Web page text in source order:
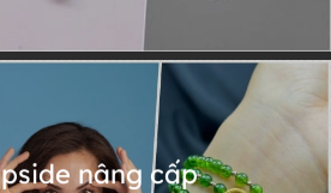
nâng cấp